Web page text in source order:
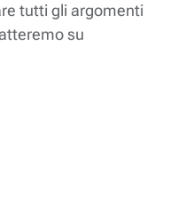
tutti gli argomenti
su